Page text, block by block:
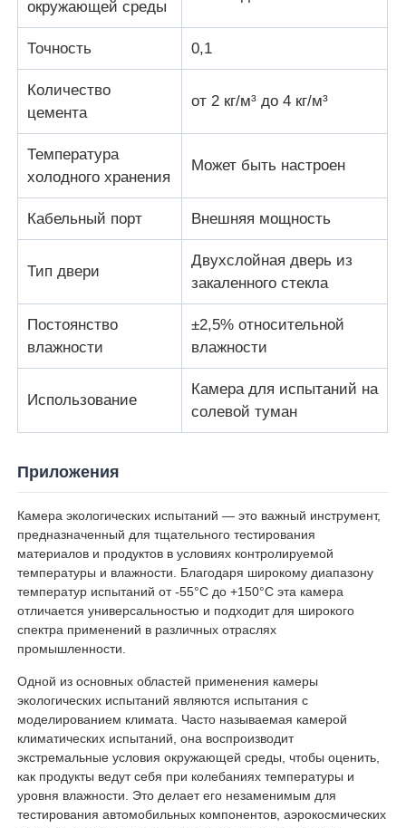
окружающей среды
Точность 0,1
Количество
цемента
от 2 кг/м³ до 4 кг/м³
Температура
холодного хранения
Может быть настроен
Кабельный порт Внешняя мощность
Тип двери
Двухслойная дверь из
закаленного стекла
Постоянство
влажности
±2,5% относительной
влажности
Использование
Камера для испытаний на
солевой туман
Приложения
Камера экологических испытаний — это важный инструмент,
предназначенный для тщательного тестирования
материалов и продуктов в условиях контролируемой
температуры и влажности. Благодаря широкому диапазону
температур испытаний от -55°C до +150°C эта камера
отличается универсальностью и подходит для широкого
спектра применений в различных отраслях
промышленности.
Одной из основных областей применения камеры
экологических испытаний являются испытания с
моделированием климата. Часто называемая камерой
климатических испытаний, она воспроизводит
экстремальные условия окружающей среды, чтобы оценить,
как продукты ведут себя при колебаниях температуры и
уровня влажности. Это делает его незаменимым для
тестирования автомобильных компонентов, аэрокосмических